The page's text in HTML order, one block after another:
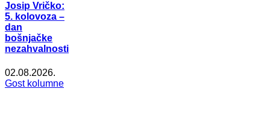
Josip Vričko:
5. kolovoza –
dan
bošnjačke
nezahvalnosti
02.08.2026.
Gost kolumne